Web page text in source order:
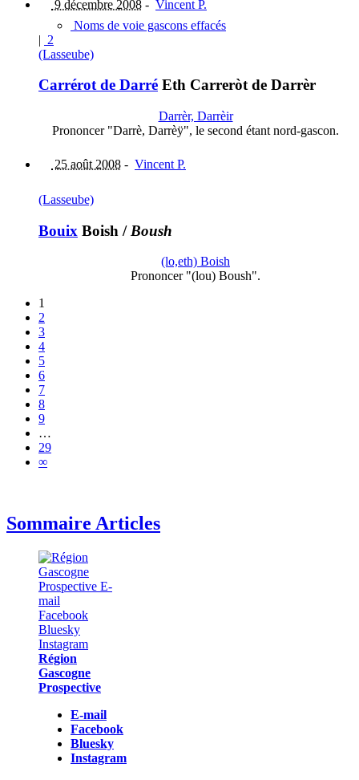
9 décembre 2008 - Vincent P.
Noms de voie gascons effacés
| 2
(Lasseube)
Carrérot de Darré Eth Carreròt de Darrèr
Darrèr, Darrèir
Prononcer "Darrè, Darrèÿ", le second étant nord-gascon.
25 août 2008 - Vincent P.
(Lasseube)
Bouix Boish / Boush
(lo,eth) Boish
Prononcer "(lou) Boush".
1
2
3
4
5
6
7
8
9
…
29
∞
Sommaire Articles
Région
Gascogne
Prospective
E-mail
Facebook
Bluesky
Instagram